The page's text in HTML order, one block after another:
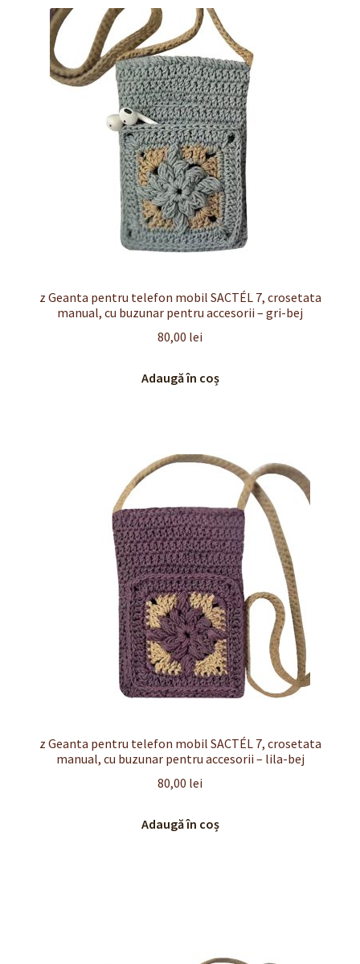
z Geanta pentru telefon mobil SACTÉL 7, crosetata
manual, cu buzunar pentru accesorii – gri-bej
80,00 lei
Adaugă în coș
z Geanta pentru telefon mobil SACTÉL 7, crosetata
manual, cu buzunar pentru accesorii – lila-bej
80,00 lei
Adaugă în coș